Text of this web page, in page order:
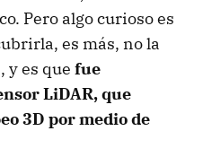
Pero algo curioso es
es más, no la
y es que fue
LiDAR, que
3D por medio de